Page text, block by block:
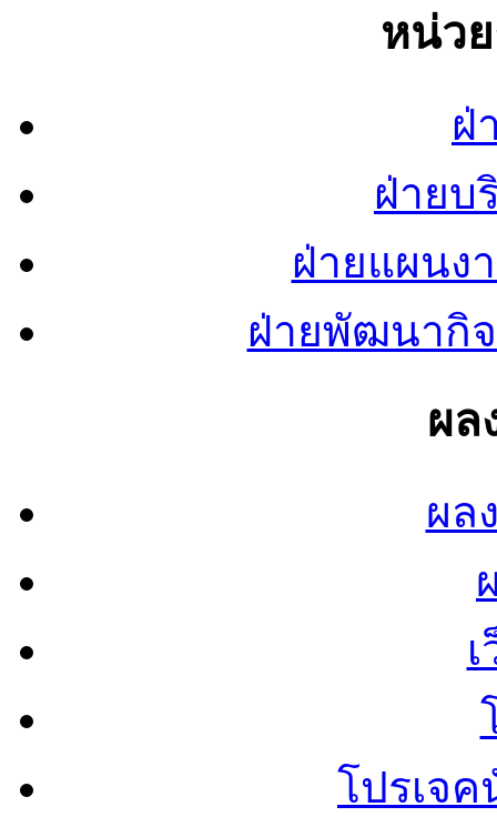
หน่ว
ฝ่
ฝ่ายบ
ฝ่ายแผนง
ฝ่ายพัฒนากิ
ผล
ผล
โปรเจ